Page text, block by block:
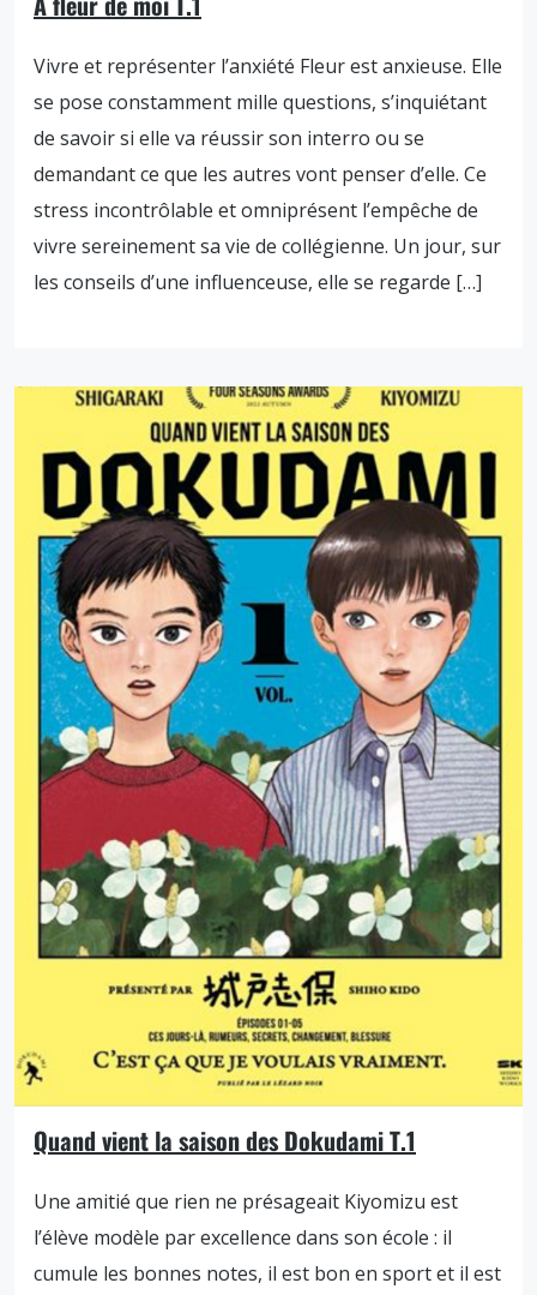
Vivre et représenter l’anxiété Fleur est anxieuse. Elle
se pose constamment mille questions, s’inquiétant
de savoir si elle va réussir son interro ou se
demandant ce que les autres vont penser d’elle. Ce
stress incontrôlable et omniprésent l’empêche de
vivre sereinement sa vie de collégienne. Un jour, sur
les conseils d’une influenceuse, elle se regarde […]
Quand vient la saison des Dokudami T.1
Une amitié que rien ne présageait Kiyomizu est
l’élève modèle par excellence dans son école : il
cumule les bonnes notes, il est bon en sport et il est